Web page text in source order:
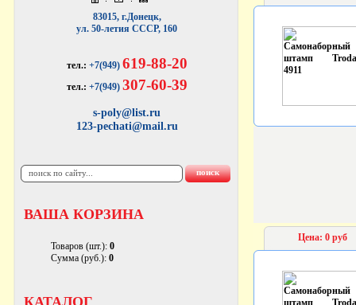
83015, г.Донецк,
ул. 50-летия СССР, 160
тел.: +7(949) 619-88-20
тел.: +7(949) 307-60-39
s-poly@list.ru
123-pechati@mail.ru
ВАША КОРЗИНА
Товаров (шт.): 0
Сумма (руб.): 0
КАТАЛОГ
Цена: 0 руб